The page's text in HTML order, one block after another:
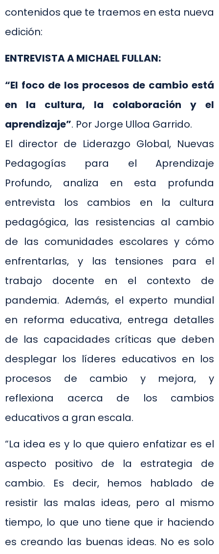
contenidos que te traemos en esta nueva
edición:
ENTREVISTA A MICHAEL FULLAN:
“El foco de los procesos de cambio está
en la cultura, la colaboración y el
aprendizaje”. Por Jorge Ulloa Garrido.
El director de Liderazgo Global, Nuevas
Pedagogías para el Aprendizaje
Profundo, analiza en esta profunda
entrevista los cambios en la cultura
pedagógica, las resistencias al cambio
de las comunidades escolares y cómo
enfrentarlas, y las tensiones para el
trabajo docente en el contexto de
pandemia. Además, el experto mundial
en reforma educativa, entrega detalles
de las capacidades críticas que deben
desplegar los líderes educativos en los
procesos de cambio y mejora, y
reflexiona acerca de los cambios
educativos a gran escala.
“La idea es y lo que quiero enfatizar es el
aspecto positivo de la estrategia de
cambio. Es decir, hemos hablado de
resistir las malas ideas, pero al mismo
tiempo, lo que uno tiene que ir haciendo
es creando las buenas ideas. No es solo